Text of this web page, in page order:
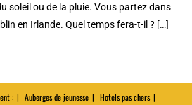
soleil ou de la pluie. Vous partez dans
en Irlande. Quel temps fera-t-il ? […]
: Auberges de jeunesse
Hotels pas chers